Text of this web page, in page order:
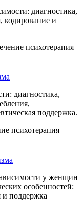
диагностика,
кодирование и
психотерапия
диагностика,
поддержка.
психотерапия
у женщин
особенностей:
и поддержка